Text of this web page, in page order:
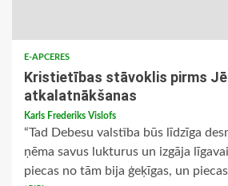
E-APCERES
Kristietības stāvoklis pirms
atkalatnākšanas
Karls Frederiks Vislofs
“Tad Debesu valstība būs līdzīga
ņēma savus lukturus un izgāja
piecas no tām bija ģeķīgas, un piecas